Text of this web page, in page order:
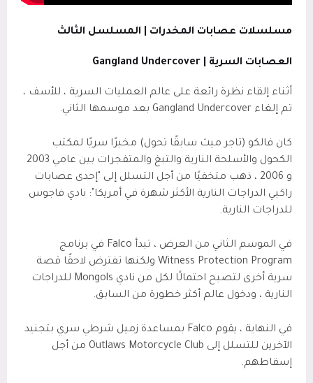
مسلسلات عصابات المخدرات | المسلسل الثالث
العصابات السرية | Gangland Undercover
أثناء إلقاء نظرة رائعة على عالم العمليات السرية ، للأسف ،
تم إلغاء Gangland Undercover بعد موسمها الثاني.
كان فالكو (تاجر ميث سابقًا تحول) مخبرًا سريًا لمكتب
الكحول والأسلحة النارية والتبغ والمتفجرات بين عامي 2003
و 2006 ، ذهب متخفيًا من أجل التسلل إلى "إحدى عصابات
راكبي الدراجات النارية الأكثر شهرة في أمريكا": نادي فاجوس
للدراجات النارية.
في الموسم الثاني من العرض ، تبدأ Falco في برنامج
Witness Protection Program ولكنها تفترض لاحقًا قصة
سرية أخرى لتصبح احتمالًا لكل من نادي Mongols للدراجات
النارية ، ودخول عالم أكثر خطورة من السابق.
في النهاية ، يقوم Falco بمساعدة زميل شرطي سري بتجنيد
الآخرين للتسلل إلى Outlaws Motorcycle Club من أجل
إسقاطهم.